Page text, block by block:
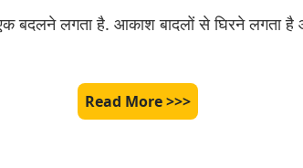
बदलने लगता है. आकाश बादलों से घिरने लगता है
Read More >>>